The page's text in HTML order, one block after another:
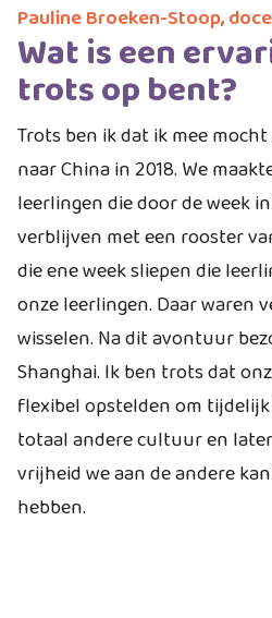
Pauline Broeken-Stoop,
Wat is een
trots op bent?
Trots ben ik dat ik mee
naar China in 2018. We
leerlingen die door de week
verblijven met een rooster
die ene week sliepen die
onze leerlingen. Daar waren
wisselen. Na dit avontuur
Shanghai. Ik ben trots dat
flexibel opstelden om
totaal andere cultuur en
vrijheid we aan de andere
hebben.